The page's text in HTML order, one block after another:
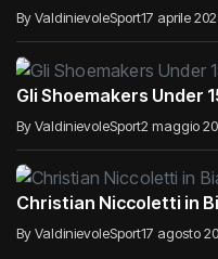
By ValdinievoleSport17 aprile
Gli Shoemakers Under
By ValdinievoleSport2 maggio
Christian Niccoletti in
By ValdinievoleSport17 agosto